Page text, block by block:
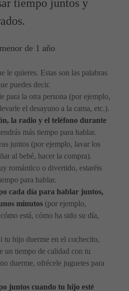
tiempo juntos y
de 1 año
le quieres. Estas son las palabras
puedes decir.
para la otra persona (por ejemplo,
el desayuno a la cama, etc.).
la radio y el teléfono durante
más tiempo para hablar.
juntos (por ejemplo, lavar los
al bebé, hacer la compra).
romántico o divertido, estaréis
para hablar.
cada día para hablar juntos,
minutos (por ejemplo,
está, cómo ha sido su día,
tu hijo duerme en el cochecito,
un tiempo de calidad con tu
duerme, ofrécele juguetes para
juntos cuando tu hijo esté